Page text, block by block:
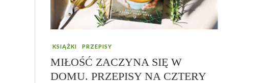
KSIĄŻKI PRZEPISY
MIŁOŚĆ ZACZYNA SIĘ W
DOMU. PRZEPISY NA CZTERY